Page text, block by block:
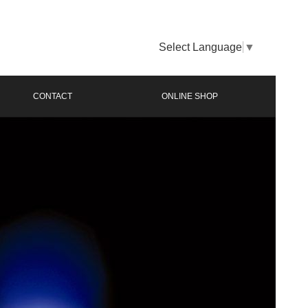
CONTACT ONLINE SHOP
Select Language ▼